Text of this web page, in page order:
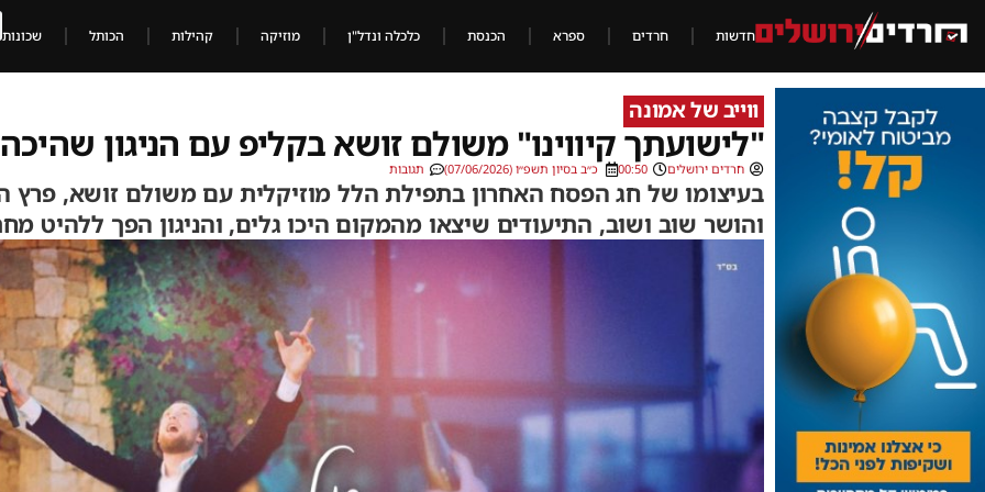
חדשות חרדים ספרא הכנסת כלכלה ונדל"ן מוזיקה קהילות הכותל שכונות
ווייב של אמונה
"לישועתך קיווינו" משולם זושא בקליפ עם הניגון
חרדים ירושלים 00:50 כ״ב בסיון תשפ״ו (07/06/2026) תגובות
בעיצומו של חג הפסח האחרון בתפילת הלל מוזיקלית עם משולם זושא, פרץ
והושר שוב ושוב, התיעודים שיצאו מהמקום היכו גלים, והניגון הפך ללהיט